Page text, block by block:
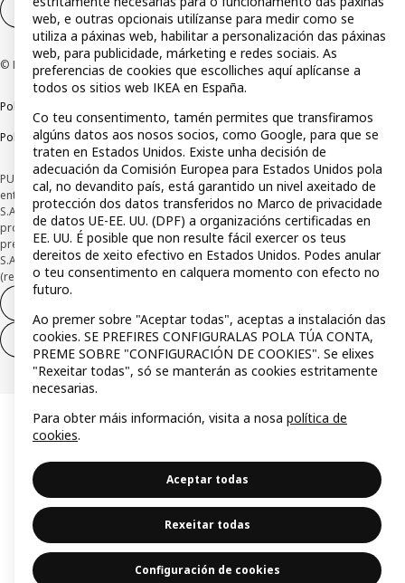
Configuración de cookies GL
© Inter IKEA Systems B.V 1999-2026
Política de privacidade
Política de divulgación responsable
PUBLICIDADE *Financiamento a través da tarxeta IKEA VISA, emitida pola
entidade de pagamento híbrida CaixaBank Payments & Consumer E.F.C., E.P.,
S.A.U, e suxeito á súa autorización. A entidade escolleu como sistema de
protección dos fondos recibidos de usuarios de servizos de pagamento que
presta o seu depósito nunha conta bancaria separada aberta en CaixaBank,
S.A Consulta as características da túa tarxeta con pagamento adiado
(revolving) aquí:www.caixabankpc.com/es/productos
Desistimento de só servizos
web, e outras opcionais utilízanse para medir como se
utiliza a páxinas web, habilitar a personalización das páxinas
web, para publicidade, márketing e redes sociais. As
preferencias de cookies que escolliches aquí aplícanse a
todos os sitios web IKEA en España.
Co teu consentimento, tamén permites que transfiramos
algúns datos aos nosos socios, como Google, para que se
traten en Estados Unidos. Existe unha decisión de
adecuación da Comisión Europea para Estados Unidos pola
cal, no devandito país, está garantido un nivel axeitado de
protección dos datos transferidos no Marco de privacidade
de datos UE-EE. UU. (DPF) a organizacións certificadas en
EE. UU. É posible que non resulte fácil exercer os teus
dereitos de xeito efectivo en Estados Unidos. Podes anular
o teu consentimento en calquera momento con efecto no
futuro.
Ao premer sobre "Aceptar todas", aceptas a instalación das
cookies. SE PREFIRES CONFIGURALAS POLA TÚA CONTA,
PREME SOBRE "CONFIGURACIÓN DE COOKIES". Se elixes
"Rexeitar todas", só se manterán as cookies estritamente
necesarias.
Para obter máis información, visita a nosa política de
cookies.
Aceptar todas
Rexeitar todas
Configuración de cookies